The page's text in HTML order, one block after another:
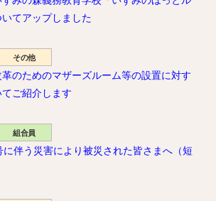
てアップしました
その他
革のためのマザーズルーム等の設置に対す
ご紹介します
組合員
伴う災害により被災された皆さまへ（短